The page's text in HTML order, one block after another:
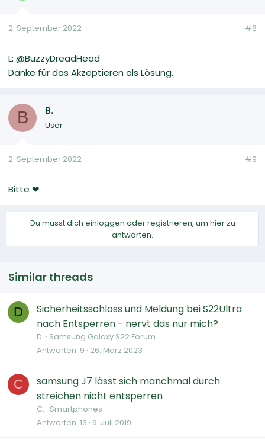
2. September 2022 #8
L: @BuzzyDreadHead
Danke für das Akzeptieren als Lösung.
B B.
User
2. September 2022 #9
Bitte ❤
Du musst dich einloggen oder registrieren, um hier zu
antworten.
Similar threads
D
Sicherheitsschloss und Meldung bei S22Ultra
nach Entsperren - nervt das nur mich?
D. Samsung Galaxy S22 Forum
Antworten 9 26. März 2023
C
samsung J7 lässt sich manchmal durch
streichen nicht entsperren
C. Smartphones
Antworten 13 9. Juli 2019